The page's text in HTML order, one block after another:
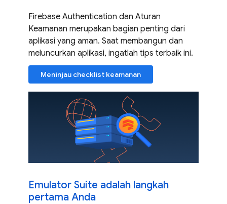
Firebase Authentication dan Aturan
Keamanan merupakan bagian penting dari
aplikasi yang aman. Saat membangun dan
meluncurkan aplikasi, ingatlah tips terbaik ini.
Meninjau checklist keamanan
Emulator Suite adalah langkah
pertama Anda